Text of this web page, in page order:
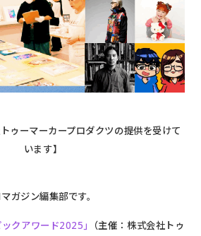
ゥーマーカープロダクツの提供を受けて
います】
ガジン編集部です。
ックアワード2025｣
（主催：株式会社トゥ